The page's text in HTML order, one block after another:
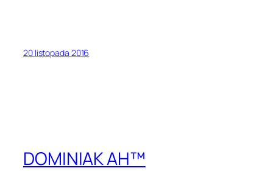
20 listopada 2016
DOMINIAK AH™